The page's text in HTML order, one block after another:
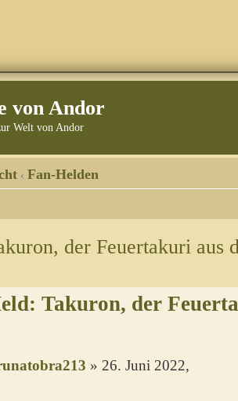
von Andor
Welt von Andor
‹ Fan-Helden
der Feuertakuri aus
Takuron, der
» 26. Juni 2022,